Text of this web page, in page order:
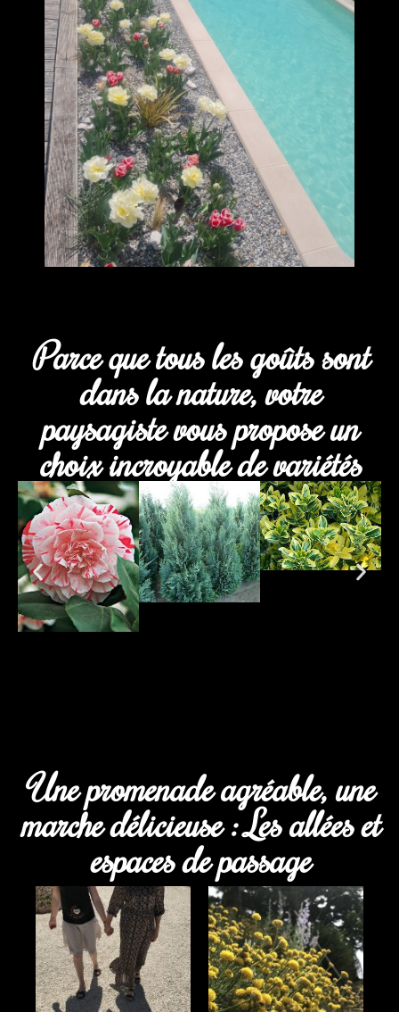
Parce que tous les goûts sont
dans la nature, votre
paysagiste vous propose un
choix incroyable de variétés
Une promenade agréable, une
marche délicieuse : Les allées et
espaces de passage